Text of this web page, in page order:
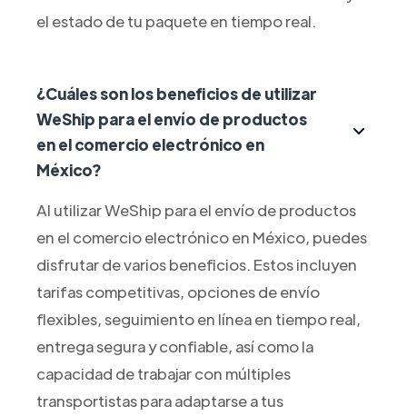
el estado de tu paquete en tiempo real.
¿Cuáles son los beneficios de utilizar
WeShip para el envío de productos
en el comercio electrónico en
México?
Al utilizar WeShip para el envío de productos
en el comercio electrónico en México, puedes
disfrutar de varios beneficios. Estos incluyen
tarifas competitivas, opciones de envío
flexibles, seguimiento en línea en tiempo real,
entrega segura y confiable, así como la
capacidad de trabajar con múltiples
transportistas para adaptarse a tus